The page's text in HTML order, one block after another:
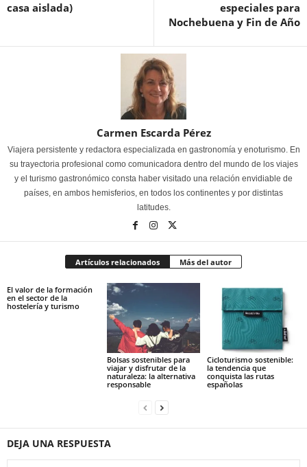
casa aislada)
especiales para
Nochebuena y Fin de Año
Carmen Escarda Pérez
Viajera persistente y redactora especializada en gastronomía y enoturismo. En
su trayectoria profesional como comunicadora dentro del mundo de los viajes
y el turismo gastronómico consta haber visitado una relación envidiable de
países, en ambos hemisferios, en todos los continentes y por distintas
latitudes.
Artículos relacionados Más del autor
El valor de la formación
en el sector de la
hostelería y turismo
Bolsas sostenibles para
viajar y disfrutar de la
naturaleza: la alternativa
responsable
Cicloturismo sostenible:
la tendencia que
conquista las rutas
españolas
DEJA UNA RESPUESTA